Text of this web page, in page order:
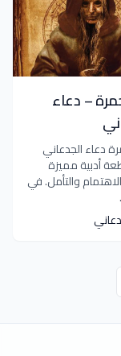
– دعاء
دعاء الجدعاني
أدبية مميزة
والتأمل. في